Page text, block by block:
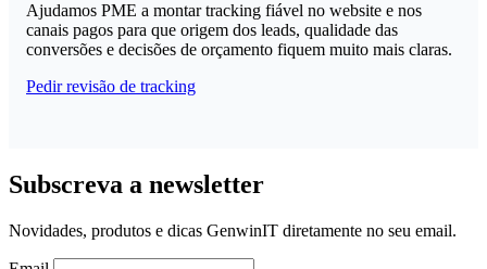
Ajudamos PME a montar tracking fiável no website e nos
canais pagos para que origem dos leads, qualidade das
conversões e decisões de orçamento fiquem muito mais claras.
Pedir revisão de tracking
Subscreva a newsletter
Novidades, produtos e dicas GenwinIT diretamente no seu email.